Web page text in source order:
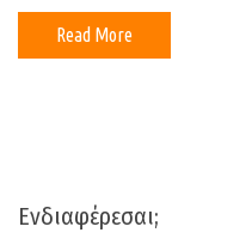
Read More
Ενδιαφέρεσαι;